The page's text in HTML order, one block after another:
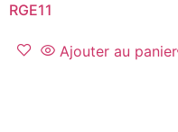
RGE11
Ajouter au panier